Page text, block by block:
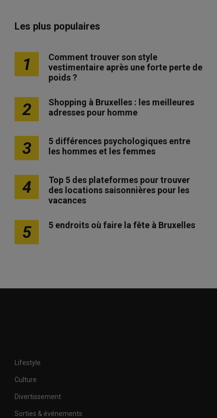
Les plus populaires
1
Comment trouver son style
vestimentaire après une forte perte de
poids ?
2
Shopping à Bruxelles : les meilleures
adresses pour homme
3
5 différences psychologiques entre
les hommes et les femmes
4
Top 5 des plateformes pour trouver
des locations saisonnières pour les
vacances
5 5 endroits où faire la fête à Bruxelles
Lifestyle
Culture
Divertissement
Sorties & événements